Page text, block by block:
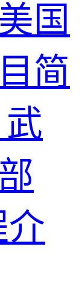
国
简
介